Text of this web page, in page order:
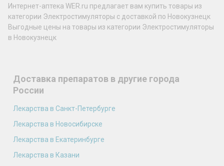
Интернет-аптека WER.ru предлагает вам купить товары из
категории Электростимуляторы с доставкой по Новокузнецк
Выгодные цены на товары из категории Электростимуляторы
в Новокузнецк
Доставка препаратов в другие города
России
Лекарства в Санкт-Петербурге
Лекарства в Новосибирске
Лекарства в Екатеринбурге
Лекарства в Казани